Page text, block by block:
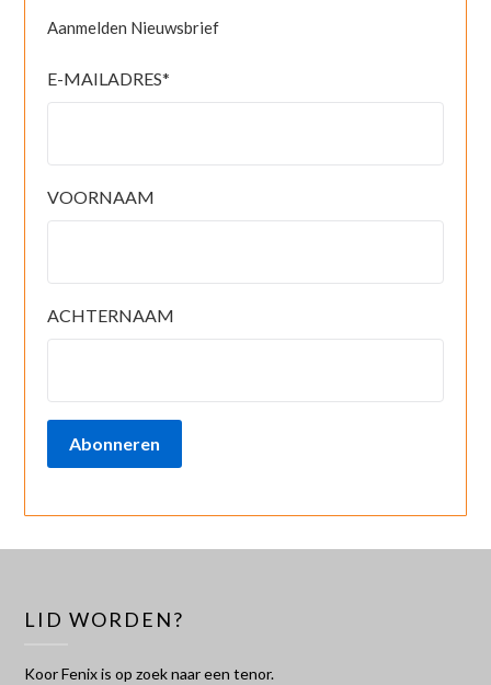
Aanmelden Nieuwsbrief
E-MAILADRES*
VOORNAAM
ACHTERNAAM
Abonneren
LID WORDEN?
Koor Fenix is op zoek naar een tenor.